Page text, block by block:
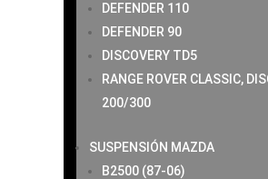
DEFENDER 110
DEFENDER 90
DISCOVERY TD5
RANGE ROVER CLASSIC,
200/300
SUSPENSIÓN MAZDA
B2500 (87-06)